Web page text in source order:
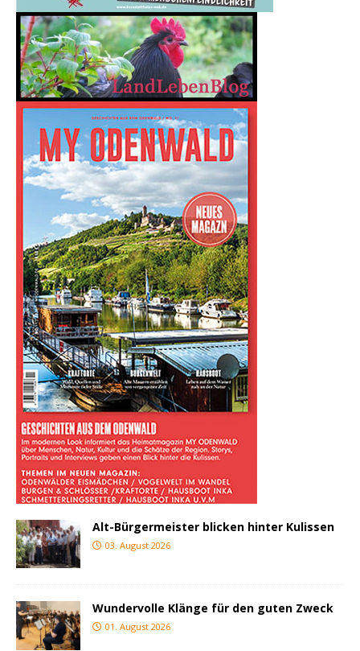
Alt-Bürgermeister blicken hinter Kulissen
03. August 2026
Wundervolle Klänge für den guten Zweck
01. August 2026